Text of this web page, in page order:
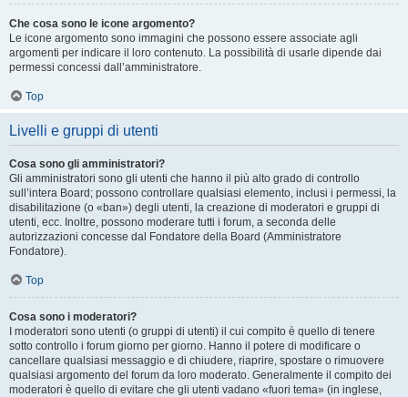
Che cosa sono le icone argomento?
Le icone argomento sono immagini che possono essere associate agli
argomenti per indicare il loro contenuto. La possibilità di usarle dipende dai
permessi concessi dall’amministratore.
Top
Livelli e gruppi di utenti
Cosa sono gli amministratori?
Gli amministratori sono gli utenti che hanno il più alto grado di controllo
sull’intera Board; possono controllare qualsiasi elemento, inclusi i permessi, la
disabilitazione (o «ban») degli utenti, la creazione di moderatori e gruppi di
utenti, ecc. Inoltre, possono moderare tutti i forum, a seconda delle
autorizzazioni concesse dal Fondatore della Board (Amministratore
Fondatore).
Top
Cosa sono i moderatori?
I moderatori sono utenti (o gruppi di utenti) il cui compito è quello di tenere
sotto controllo i forum giorno per giorno. Hanno il potere di modificare o
cancellare qualsiasi messaggio e di chiudere, riaprire, spostare o rimuovere
qualsiasi argomento del forum da loro moderato. Generalmente il compito dei
moderatori è quello di evitare che gli utenti vadano «fuori tema» (in inglese,